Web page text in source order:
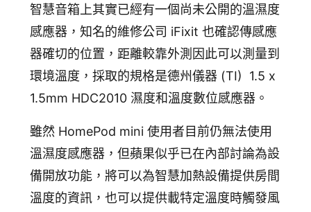
智慧音箱上其實已經有一個尚未公開的溫濕度
感應器，知名的維修公司 iFixit 也確認傳感應
器確切的位置，距離較靠外測因此可以測量到
環境溫度，採取的規格是德州儀器 (TI) 1.5 x
1.5mm HDC2010 濕度和溫度數位感應器。
雖然 HomePod mini 使用者目前仍無法使用
溫濕度感應器，但蘋果似乎已在內部討論為設
備開放功能，將可以為智慧加熱設備提供房間
溫度的資訊，也可以提供載特定溫度時觸發風